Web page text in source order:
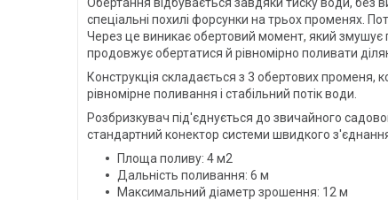
спеціальні похилі форсунки на трьох променях.
Через це виникає обертовий момент, який змушує
продовжує обертатися й рівномірно поливати
Конструкція складається з 3 обертових променя,
рівномірне поливання і стабільний потік води.
Розбризкувач під'єднується до звичайного
стандартний конектор системи швидкого
Площа поливу: 4 м2
Дальність поливання: 6 м
Максимальний діаметр зрошення: 12 м